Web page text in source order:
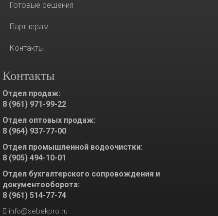
Готовые решения
Партнерам
Контакты
Контакты
Отдел продаж:
8 (961) 971-99-22
Отдел оптовых продаж:
8 (964) 937-77-00
Отдел промышленной водоочистки:
8 (905) 494-10-01
Отдел бухгалтерского сопровождения и
документооборота:
8 (961) 514-77-74
info@sebekpro.ru